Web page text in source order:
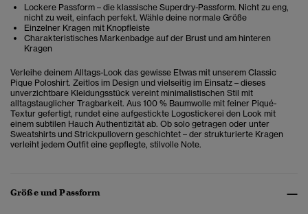
Lockere Passform – die klassische Superdry-Passform. Nicht zu eng,
nicht zu weit, einfach perfekt. Wähle deine normale Größe
Einzelner Kragen mit Knopfleiste
Charakteristisches Markenbadge auf der Brust und am hinteren
Kragen
Verleihe deinem Alltags-Look das gewisse Etwas mit unserem Classic
Pique Poloshirt. Zeitlos im Design und vielseitig im Einsatz – dieses
unverzichtbare Kleidungsstück vereint minimalistischen Stil mit
alltagstauglicher Tragbarkeit. Aus 100 % Baumwolle mit feiner Piqué-
Textur gefertigt, rundet eine aufgestickte Logostickerei den Look mit
einem subtilen Hauch Authentizität ab. Ob solo getragen oder unter
Sweatshirts und Strickpullovern geschichtet – der strukturierte Kragen
verleiht jedem Outfit eine gepflegte, stilvolle Note.
Größe und Passform